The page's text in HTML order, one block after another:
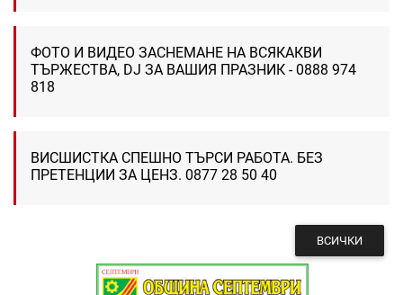
ФОТО И ВИДЕО ЗАСНЕМАНЕ НА ВСЯКАКВИ
ТЪРЖЕСТВА, DJ ЗА ВАШИЯ ПРАЗНИК - 0888 974
818
ВИСШИСТКА СПЕШНО ТЪРСИ РАБОТА. БЕЗ
ПРЕТЕНЦИИ ЗА ЦЕНЗ. 0877 28 50 40
ВСИЧКИ